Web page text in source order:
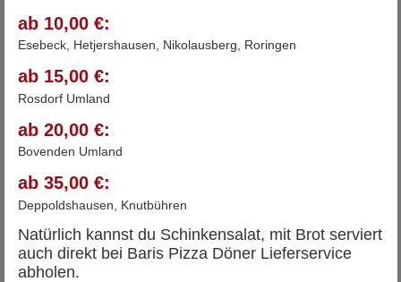
ab 10,00 €:
Esebeck, Hetjershausen, Nikolausberg, Roringen
ab 15,00 €:
Rosdorf Umland
ab 20,00 €:
Bovenden Umland
ab 35,00 €:
Deppoldshausen, Knutbühren
Natürlich kannst du Schinkensalat, mit Brot serviert
auch direkt bei Baris Pizza Döner Lieferservice
abholen.